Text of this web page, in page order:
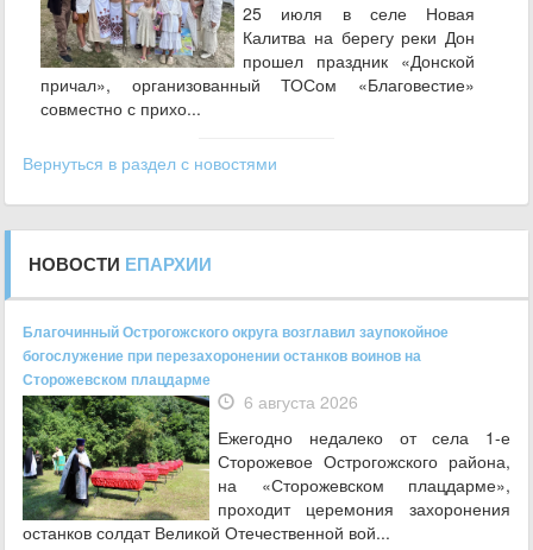
25 июля в селе Новая
Калитва на берегу реки Дон
прошел праздник «Донской
причал», организованный ТОСом «Благовестие»
совместно с прихо...
Вернуться в раздел с новостями
НОВОСТИ ЕПАРХИИ
Благочинный Острогожского округа возглавил заупокойное
богослужение при перезахоронении останков воинов на
Сторожевском плацдарме
6 августа 2026
Ежегодно недалеко от села 1-е
Сторожевое Острогожского района,
на «Сторожевском плацдарме»,
проходит церемония захоронения
останков солдат Великой Отечественной вой...